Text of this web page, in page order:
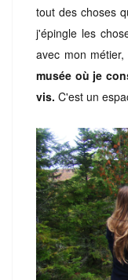
tout des choses
j'épingle les
avec mon métier,
musée où je
vis. C'est un